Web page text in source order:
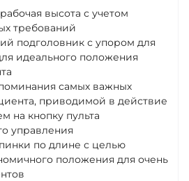
высота с учетом
требований
подголовник с упором для
идеального положения
самых важных
приводимой в действие
на кнопку пульта
управления
по длине с целью
положения для очень